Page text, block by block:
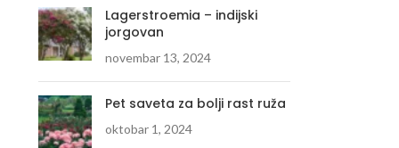
Euonymus japonicus
“Happiness”
750.00RSD 550.00RSD
DODAJ U KORPU
Lagerstroemia – indijski
jorgovan
novembar 13, 2024
Pet saveta za bolji rast ruža
oktobar 1, 2024